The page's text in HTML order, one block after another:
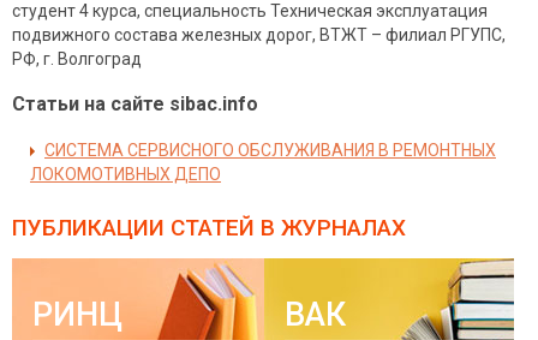
студент 4 курса, специальность Техническая эксплуатация
подвижного состава железных дорог, ВТЖТ – филиал РГУПС,
РФ, г. Волгоград
Статьи на сайте sibac.info
СИСТЕМА СЕРВИСНОГО ОБСЛУЖИВАНИЯ В РЕМОНТНЫХ
ЛОКОМОТИВНЫХ ДЕПО
ПУБЛИКАЦИИ СТАТЕЙ В ЖУРНАЛАХ
РИНЦ ВАК